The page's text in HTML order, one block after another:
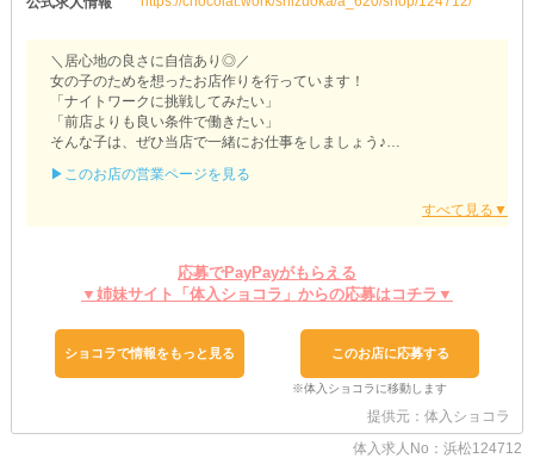
＼居心地の良さに自信あり◎／
女の子のためを想ったお店作りを行っています！
「ナイトワークに挑戦してみたい」
「前店よりも良い条件で働きたい」
そんな子は、ぜひ当店で一緒にお仕事をしましょう♪
❁.｡.::.｡.✽.｡.::.｡.❁.｡.::.｡.✽.｡.::.｡.❁
～毎日がお給料日に～
お給料は《日払い》でのお渡しにも対応します！
「ライブのチケットが当たったけど、お財布すっからかん…」
「期間限定商品ほしいな…」
そんな事態に焦ることはなくなります♪
お願いするのは…“簡単なお酒を作りながらお客様とおしゃべり”た
▶このお店の営業ページを見る
応募でPayPayがもらえる
▼姉妹サイト「体入ショコラ」からの応募はコチラ▼
ショコラで情報をもっと見る このお店に応募する
提供元：体入ショコラ
体入求人No：浜松124712